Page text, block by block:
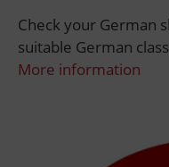
Check your German
suitable German
More information